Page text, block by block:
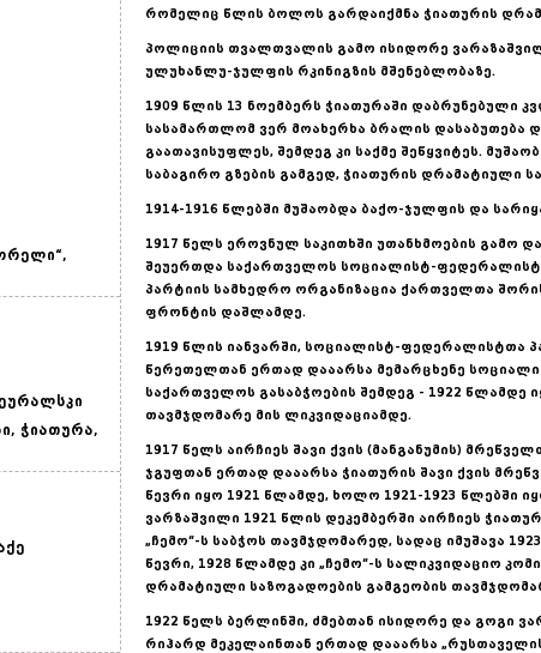
ჭიათურა,
რომელიც წლის ბოლოს გარდაიქმნა ჭიათურის
პოლიციის თვალთვალის გამო ისიდორე
ულუხანლუ-ჯულფის რკინიგზის მშენებლობაზე.
1909 წლის 13 ნოემბერს ჭიათურაში დაბრუნებული
სასამართლომ ვერ მოახერხა ბრალის დასაბუთება
გაათავისუფლეს, შემდეგ კი საქმე შეწყვიტეს.
საბაგირო გზების გამგედ, ჭიათურის დრამატიული
1914-1916 წლებში მუშაობდა ბაქო-ჯულფის და
1917 წელს ეროვნულ საკითხში უთანხმოების
შეუერთდა საქართველოს სოციალისტ-
პარტიის სამხედრო ორგანიზაცია ქართველთა
ფრონტის დაშლამდე.
1919 წლის იანვარში, სოციალისტ-ფედერალისტთა
წერეთელთან ერთად დააარსა მემარცხენე
საქართველოს გასაბჭოების შემდეგ - 1922 წლამდე
თავმჯდომარე მის ლიკვიდაციამდე.
1917 წელს აირჩიეს შავი ქვის (მანგანუმის)
ჯგუფთან ერთად დააარსა ჭიათურის შავი ქვის
წევრი იყო 1921 წლამდე, ხოლო 1921-1923 წლებში
ვარზაშვილი 1921 წლის დეკემბერში აირჩიეს
„ჩემო“-ს საბჭოს თავმჯდომარედ, სადაც იმუშავა
წევრი, 1928 წლამდე კი „ჩემო“-ს სალიკვიდაციო
დრამატიული საზოგადოების გამგეობის
1922 წელს ბერლინში, ძმებთან ისიდორე და გოგი
რიჰარდ მეკელაინთან ერთად დააარსა